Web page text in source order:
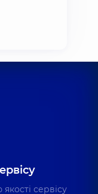
сервісу